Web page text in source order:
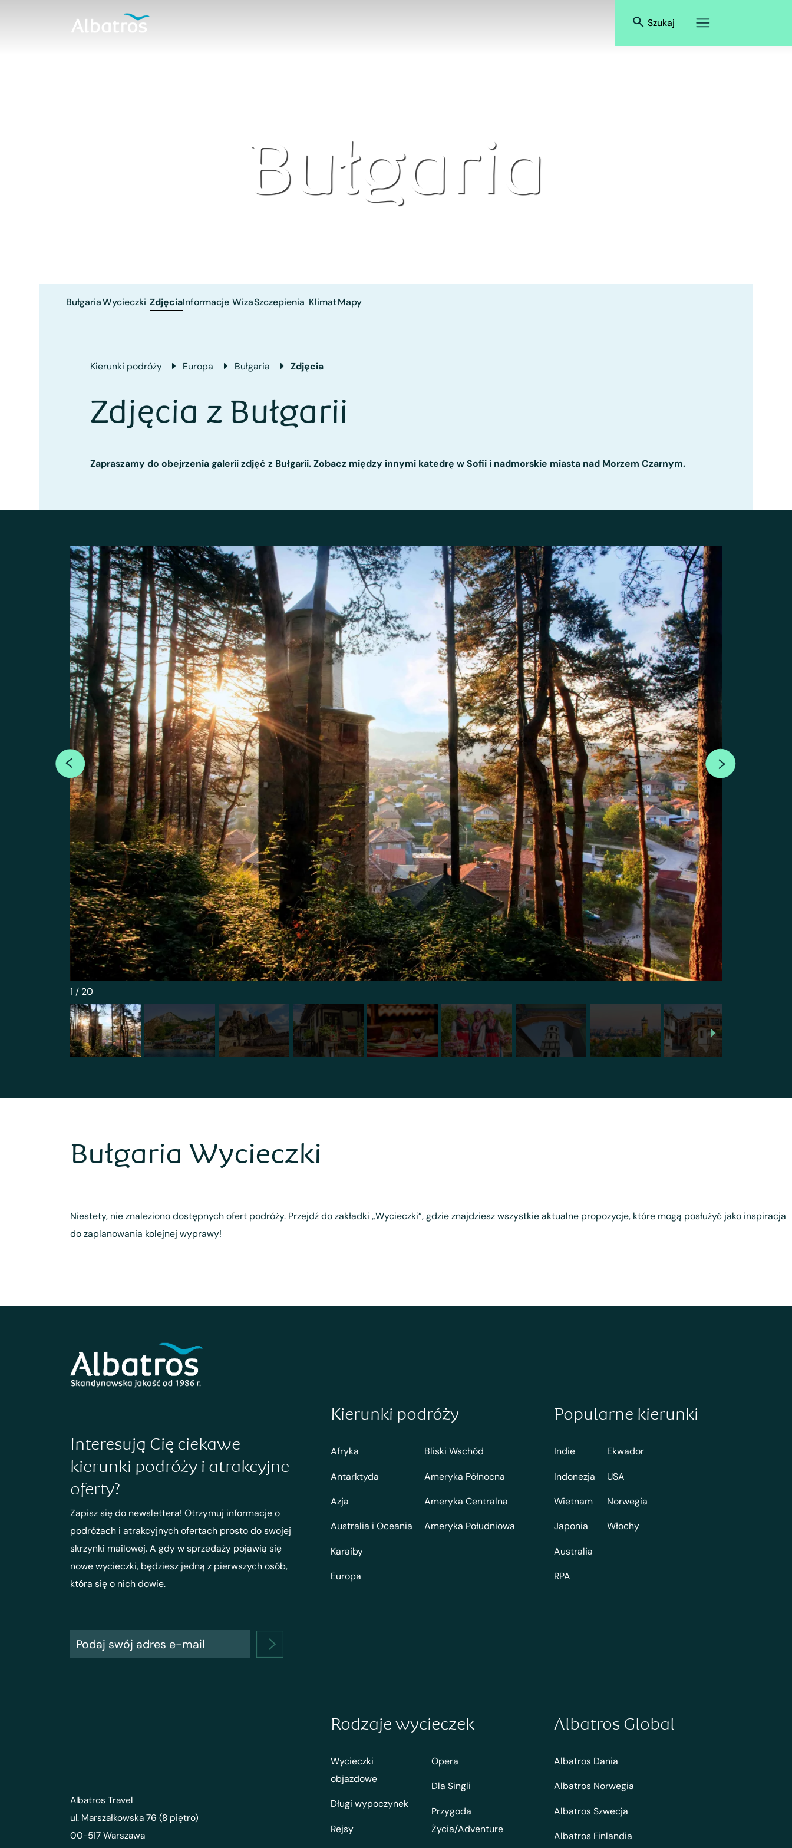
Szukaj
Bułgaria
BułgariaWycieczki ZdjęciaInformacje WizaSzczepienia KlimatMapy
Kierunki podróży Europa Bułgaria Zdjęcia
Zdjęcia z Bułgarii
Zapraszamy do obejrzenia galerii zdjęć z Bułgarii. Zobacz między innymi katedrę w Sofii i nadmorskie miasta nad Morzem Czarnym.
1 / 20
Bułgaria Wycieczki
Niestety, nie znaleziono dostępnych ofert podróży. Przejdź do zakładki „Wycieczki”, gdzie znajdziesz wszystkie aktualne propozycje, które mogą posłużyć jako inspiracja
do zaplanowania kolejnej wyprawy!
Interesują Cię ciekawe
kierunki podróży i atrakcyjne
oferty?
Zapisz się do newslettera! Otrzymuj informacje o
podróżach i atrakcyjnych ofertach prosto do swojej
skrzynki mailowej. A gdy w sprzedaży pojawią się
nowe wycieczki, będziesz jedną z pierwszych osób,
która się o nich dowie.
Kierunki podróży
Afryka
Antarktyda
Azja
Australia i Oceania
Karaiby
Europa
Bliski Wschód
Ameryka Północna
Ameryka Centralna
Ameryka Południowa
Popularne kierunki
Indie
Indonezja
Wietnam
Japonia
Australia
RPA
Ekwador
USA
Norwegia
Włochy
Albatros Travel
ul. Marszałkowska 76 (8 piętro)
00-517 Warszawa
Rodzaje wycieczek
Wycieczki
objazdowe
Długi wypoczynek
Rejsy
Opera
Dla Singli
Przygoda
Życia/Adventure
Albatros Global
Albatros Dania
Albatros Norwegia
Albatros Szwecja
Albatros Finlandia